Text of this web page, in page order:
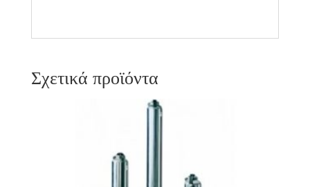
Σχετικά προϊόντα